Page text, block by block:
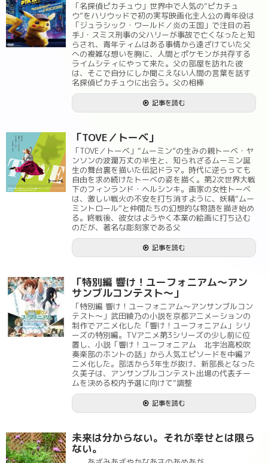
「名探偵ピカチュウ」世界中で人気の“ピカチュ
ウ”をハリウッドで初の実写映画化主人公の青年役は
「ジュラシック・ワールド／炎の王国」で注目の若
手J・スミス刑事の父ハリーが事故で亡くなったと知
らされ、青年ティムはある事情から遠ざけていた父
への複雑な想いを胸に、人間とポケモンが共存する
ライムシティにやって来た。父の部屋を訪れた彼
は、そこで自分にしか聞こえない人間の言葉を話す
名探偵ピカチュウに出会う。父の相棒
記事を読む
「TOVE／トーベ」
「TOVE／トーベ」“ムーミン”の生みの親トーベ・ヤ
ンソンの波瀾万丈の半生と、知られざるムーミン誕
生の舞台裏を描いた伝記ドラマ。時代に逆らっても
自由を求め続けたトーベの姿を描く。第2次世界大戦
下のフィンランド・ヘルシンキ。画家の女性トーベ
は、激しい戦火の不安を打ち消すように、妖精“ムー
ミントロール”と仲間たちの幻想的な物語を描き始め
る。終戦後、彼女はようやく本業の絵画に打ち込む
のだが、著名な彫刻家である父
記事を読む
「特別編 響け！ユーフォニアム～アン
サンブルコンテスト～」
「特別編 響け！ユーフォニアム～アンサンブルコン
テスト～」武田綾乃の小説を京都アニメーションの
制作でアニメ化した「響け！ユーフォニアム」シリ
ーズの特別編。TVアニメ第3シリーズの少し前に位
置し、小説「響け！ユーフォニアム 北宇治高校吹
奏楽部のホントの話」から人気エピソードを中編ア
ニメ化した。部活から3年生が抜け、新部長となった
久美子は、アンサンブルコンテスト出場の代表チー
ムを決める校内予選に向けて“調整
記事を読む
未来は分からない。それが幸せとは限ら
ない。